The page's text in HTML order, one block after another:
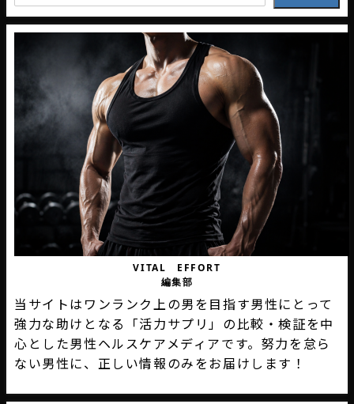
VITAL EFFORT
編集部
当サイトはワンランク上の男を目指す男性にとって
強力な助けとなる「活力サプリ」の比較・検証を中
心とした男性ヘルスケアメディアです。努力を怠ら
ない男性に、正しい情報のみをお届けします！